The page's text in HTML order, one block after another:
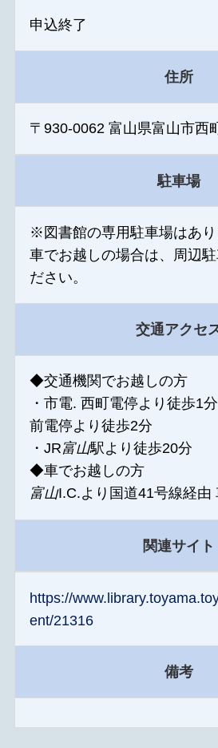
申込終了
住所
〒930-0062 富山県富山市西
駐車場
※図書館の専用駐車場はあり
車でお越しの場合は、周辺
ださい。
交通アクセ
◆交通機関でお越しの方
・市電. 西町電停より徒歩1
前電停より徒歩2分
・JR富山駅より徒歩20分
◆車でお越しの方
富山I.C.より国道41号線経由
関連サイト
https://
ent/21316
備考